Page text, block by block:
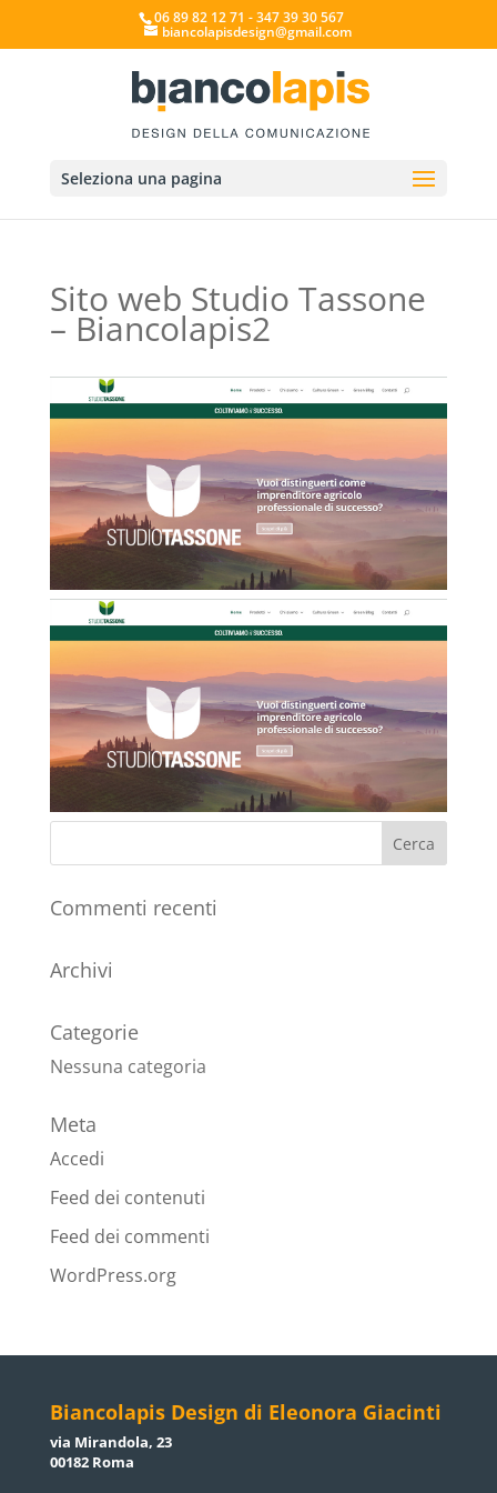
06 89 82 12 71 - 347 39 30 567
biancolapisdesign@gmail.com
Seleziona una pagina
Sito web Studio Tassone
– Biancolapis2
Commenti recenti
Archivi
Categorie
Nessuna categoria
Meta
Accedi
Feed dei contenuti
Feed dei commenti
WordPress.org
Biancolapis Design di Eleonora Giacinti
via Mirandola, 23
00182 Roma